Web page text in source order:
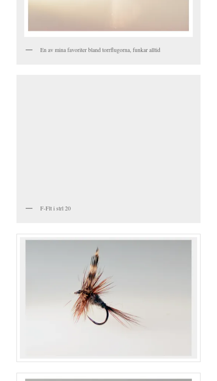
En av mina favoriter bland torrflugorna, funkar alltid
F-Flt i strl 20